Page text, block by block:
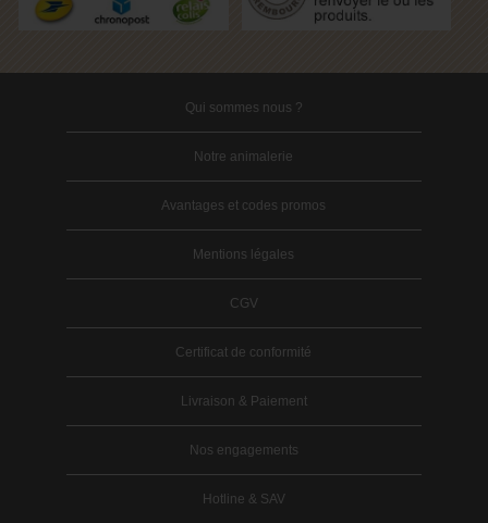
Qui sommes nous ?
Notre animalerie
Avantages et codes promos
Mentions légales
CGV
Certificat de conformité
Livraison & Paiement
Nos engagements
Hotline & SAV